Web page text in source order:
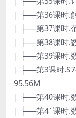
| ├──第36课时.
| ├──第37课时.
| ├──第38课时.
| ├──第39课时.
| ├──第3课时
95.56M
| ├──第40课时.
| ├──第41课时.